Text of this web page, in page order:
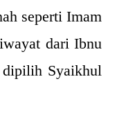
seperti Imam
dari Ibnu
dipilih Syaikhul